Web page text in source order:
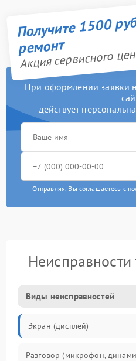
Получите 1500
ремонт
Акция сервисного
При оформлении заявки
действует
Отправляя, Вы соглашаетесь с
Виды неисправностей
Экран (дисплей)
Разговор (микрофон,